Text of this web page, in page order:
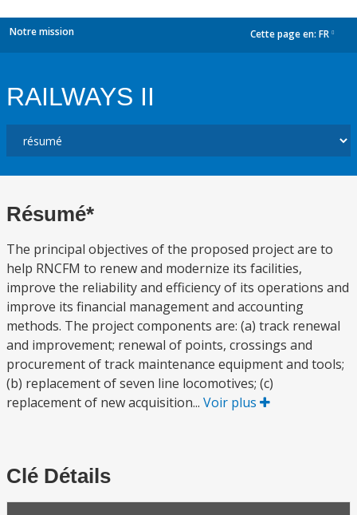
Notre mission Cette page en: FR
RAILWAYS II
Résumé*
The principal objectives of the proposed project are to
help RNCFM to renew and modernize its facilities,
improve the reliability and efficiency of its operations and
improve its financial management and accounting
methods. The project components are: (a) track renewal
and improvement; renewal of points, crossings and
procurement of track maintenance equipment and tools;
(b) replacement of seven line locomotives; (c)
replacement of new acquisition... Voir plus
Clé Détails